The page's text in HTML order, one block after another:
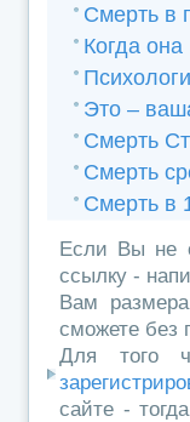
Смерть в
Когда
Это –
Смерть
Смерть
Смерть в
Если Вы не
ссылку -
Вам
сможете без
Для того
сайте -